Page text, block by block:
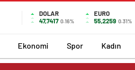
DOLAR
47,7417 0.16%
EURO
55,2259 0.31%
Ekonomi Spor Kadın